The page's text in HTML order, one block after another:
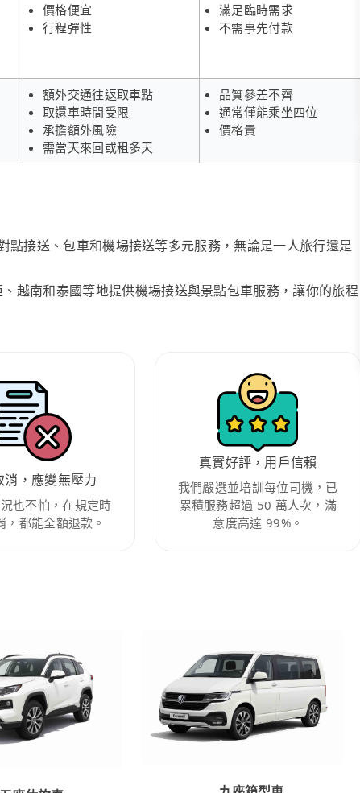
價格便宜
行程彈性
滿足臨時需求
不需事先付款
額外交通往返取車點
取還車時間受限
承擔額外風險
需當天來回或租多天
品質參差不齊
通常僅能乘坐四位
價格貴
接送、包車和機場接送等多元服務，無論是一人旅行還是
越南和泰國等地提供機場接送與景點包車服務，讓你的旅程
消，應變無壓力
也不怕，在規定時
，都能全額退款。
真實好評，用戶信賴
我們嚴選並培訓每位司機，已
累積服務超過 50 萬人次，滿
意度高達 99%。